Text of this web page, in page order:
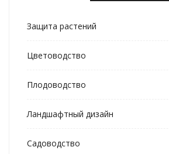
Защита растений
Цветоводство
Плодоводство
Ландшафтный дизайн
Садоводство